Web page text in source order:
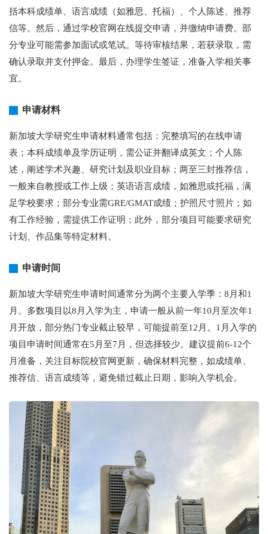
括本科成绩单、语言成绩（如雅思、托福）、个人陈述、推荐
信等。然后，通过学校官网在线提交申请，并缴纳申请费。部
分专业可能需参加面试或笔试。等待审核结果，若获录取，需
确认录取并支付押金。最后，办理学生签证，准备入学相关事
宜。
申请材料
新加坡大学研究生申请材料通常包括：完整填写的在线申请
表；本科成绩单及学历证明，需公证并翻译成英文；个人陈
述，阐述学术兴趣、研究计划及职业目标；两至三封推荐信，
一般来自教授或工作上级；英语语言成绩，如雅思或托福，满
足学校要求；部分专业需GRE/GMAT成绩；护照尺寸照片；如
有工作经验，需提供工作证明；此外，部分项目可能要求研究
计划、作品集等特定材料。
申请时间
新加坡大学研究生申请时间通常分为两个主要入学季：8月和1
月。多数项目以8月入学为主，申请一般从前一年10月至次年1
月开放，部分热门专业截止较早，可能提前至12月。1月入学的
项目申请时间通常在5月至7月，但选择较少。建议提前6-12个
月准备，关注目标院校官网更新，确保材料完整，如成绩单、
推荐信、语言成绩等，避免错过截止日期，影响入学机会。